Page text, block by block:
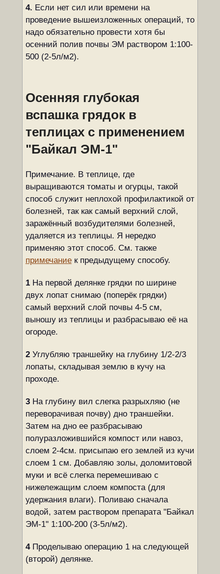
4. Если нет сил или времени на
проведение вышеизложенных операций, то
надо обязательно провести хотя бы
осенний полив почвы ЭМ раствором 1:100-
500 (2-5л/м2).
Осенняя глубокая
вспашка грядок в
теплицах с применением
"Байкал ЭМ-1"
Примечание. В теплице, где
выращиваются томаты и огурцы, такой
способ служит неплохой профилактикой от
болезней, так как самый верхний слой,
заражённый возбудителями болезней,
удаляется из теплицы. Я нередко
применяю этот способ. См. также
примечаниек предыдущему способу.
1На первой делянке грядки по ширине
двух лопат снимаю (поперёк грядки)
самый верхний слой почвы 4-5 см,
выношу из теплицы и разбрасываю её на
огороде.
2Углубляю траншейку на глубину 1/2-2/3
лопаты, складывая землю в кучу на
проходе.
3На глубину вил слегка разрыхляю (не
переворачивая почву) дно траншейки.
Затем на дно ее разбрасываю
полуразложившийся компост или навоз,
слоем 2-4см. присыпаю его землей из кучи
слоем 1 см. Добавляю золы, доломитовой
муки и всё слегка перемешиваю с
нижележащим слоем компоста (для
удержания влаги). Поливаю сначала
водой, затем раствором препарата "Байкал
ЭМ-1" 1:100-200 (3-5л/м2).
4Проделываю операцию 1 на следующей
(второй) делянке.